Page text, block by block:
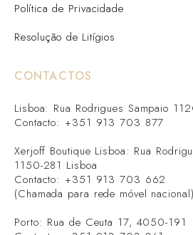
Política de Privacidade
Resolução de Litígios
CONTACTOS
Lisboa: Rua Rodrigues Sampaio
Contacto: +351 913 703 877
Xerjoff Boutique Lisboa: Rua
1150-281 Lisboa
Contacto: +351 913 703 662
(Chamada para rede móvel nacional)
Porto: Rua de Ceuta 17, 4050-191